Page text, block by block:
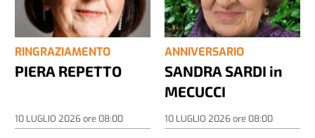
RINGRAZIAMENTO
PIERA REPETTO
10 LUGLIO 2026ore 08:00
ANNIVERSARIO
SANDRA SARDI in
MECUCCI
10 LUGLIO 2026ore 08:00